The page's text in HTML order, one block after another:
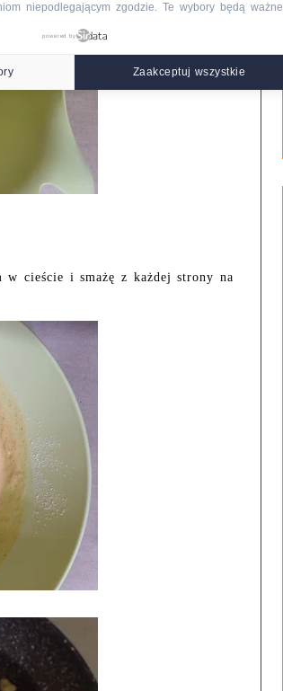
w cieście i smażę z każdej strony na
niepodlegającym zgodzie. Te wybory będą ważne
powered by
Zaakceptuj wszystkie